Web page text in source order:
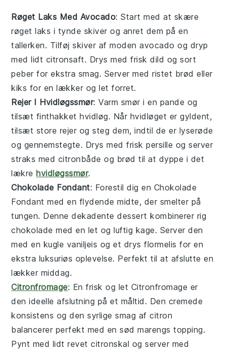
Røget Laks Med Avocado: Start med at skære
røget laks i tynde skiver og anret dem på en
tallerken. Tilføj skiver af modenavocado og dryp
med lidt citronsaft. Drys medfrisk dild ogsort
peber for ekstra smag. Server medristet brød eller
kiks for en lækker og let forret.
Rejer I Hvidløgssmør: Varm smør i en pande og
tilsæt finthakkethvidløg. Når hvidløget er gyldent,
tilsæt store rejer og steg dem, indtil de er lyserøde
og gennemstegte. Drys medfrisk persille og server
straks med citronbåde og brød til at dyppe i det
lækre hvidløgssmør.
Chokolade Fondant: Forestil dig en Chokolade
Fondant med en flydende midte, der smelter på
tungen. Denne dekadente dessert kombinerer rig
chokolade med en let og luftig kage. Server den
med en kugle vaniljeis og et drysflormelis for en
ekstra luksuriøs oplevelse. Perfekt til at afslutte en
lækker middag.
Citronfromage: En frisk og let Citronfromage er
den ideelle afslutning på et måltid. Den cremede
konsistens og den syrlige smag afcitron
balancerer perfekt med en sødmarengs topping.
Pynt med lidtrevet citronskal og server med